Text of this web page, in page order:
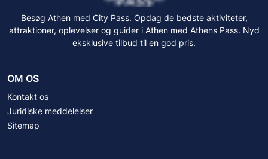
Besøg Athen med City Pass. Opdag de bedste aktiviteter,
attraktioner, oplevelser og guider i Athen med Athens Pass. Nyd
eksklusive tilbud til en god pris.
OM OS
Kontakt os
Juridiske meddelelser
Sitemap